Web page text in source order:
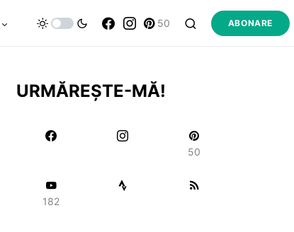
50 ABONARE
URMĂREȘTE-MĂ!
50
182